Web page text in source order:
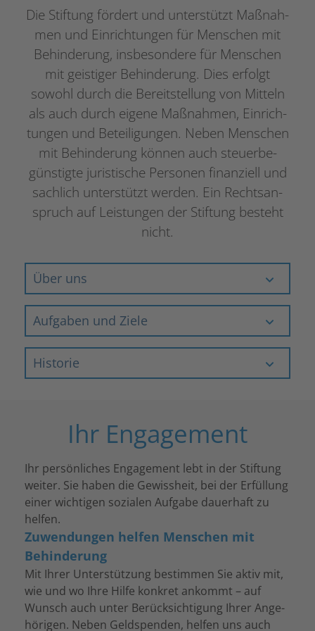
Die Stif­tung fördert und unter­stützt Maßnah­
men und Einrich­tun­gen für Menschen mit
Behin­de­rung, insbe­son­dere für Menschen
mit geis­ti­ger Behin­de­rung. Dies erfolgt
sowohl durch die Bereit­stel­lung von Mitteln
als auch durch eigene Maßnah­men, Einrich­
tun­gen und Betei­li­gun­gen. Neben Menschen
mit Behin­de­rung können auch steu­er­be­
güns­tigte juris­ti­sche Perso­nen finan­zi­ell und
sach­lich unter­stützt werden. Ein Rechts­an­
spruch auf Leis­tun­gen der Stif­tung besteht
nicht.
Über uns
Aufga­ben und Ziele
Histo­rie
Ihr Engagement
Ihr persön­li­ches Enga­ge­ment lebt in der Stif­tung
weiter. Sie haben die Gewiss­heit, bei der Erfül­lung
einer wich­ti­gen sozia­len Aufgabe dauer­haft zu
helfen.
Zuwendungen helfen Menschen mit
Behinderung
Mit Ihrer Unter­stüt­zung bestim­men Sie aktiv mit,
wie und wo Ihre Hilfe konkret ankommt – auf
Wunsch auch unter Berück­sich­ti­gung Ihrer Ange­
hö­ri­gen. Neben Geld­spen­den, helfen uns auch